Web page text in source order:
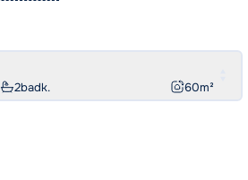
2badk. 60m²